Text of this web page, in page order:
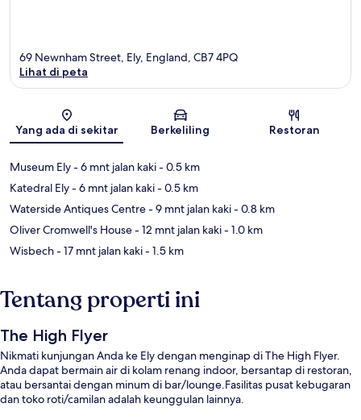
Peta
69 Newnham Street, Ely, England, CB7 4PQ
Lihat di peta
Yang ada di sekitar Berkeliling Restoran
Museum Ely- 6 mnt jalan kaki- 0.5 km
Katedral Ely- 6 mnt jalan kaki- 0.5 km
Waterside Antiques Centre- 9 mnt jalan kaki- 0.8 km
Oliver Cromwell's House- 12 mnt jalan kaki- 1.0 km
Wisbech- 17 mnt jalan kaki- 1.5 km
Tentang properti ini
The High Flyer
Nikmati kunjungan Anda ke Ely dengan menginap di The High Flyer.
Anda dapat bermain air di kolam renang indoor, bersantap di restoran,
atau bersantai dengan minum di bar/lounge.Fasilitas pusat kebugaran
dan toko roti/camilan adalah keunggulan lainnya.